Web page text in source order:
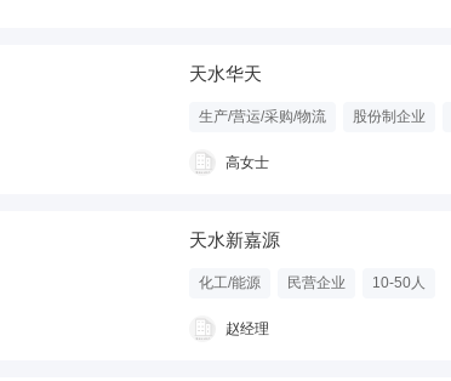
天水华天
生产/营运/采购/物流 股份制企业
高女士
天水新嘉源
化工/能源 民营企业 10-50人
赵经理